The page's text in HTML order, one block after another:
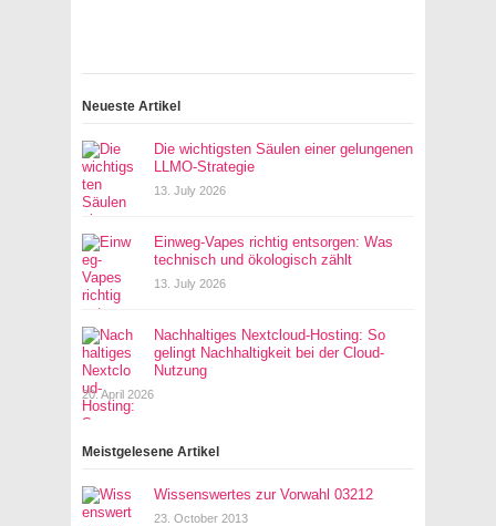
Neueste Artikel
Die wichtigsten Säulen einer gelungenen
LLMO-Strategie
13. July 2026
Einweg-Vapes richtig entsorgen: Was
technisch und ökologisch zählt
13. July 2026
Nachhaltiges Nextcloud-Hosting: So
gelingt Nachhaltigkeit bei der Cloud-
Nutzung
20. April 2026
Meistgelesene Artikel
Wissenswertes zur Vorwahl 03212
23. October 2013